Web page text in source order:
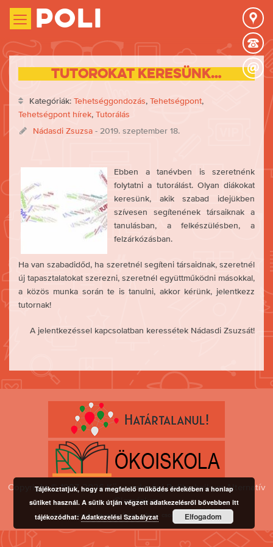
Poli
Tutorokat keresünk…
Kategóriák: Tehetséggondozás, Tehetségpont,
Tehetségpont hírek, Tutorálás
Nádasdi Zsuzsa - 2019. szeptember 18.
Ebben a tanévben is szeretnénk
folytatni a tutorálást. Olyan diákokat
keresünk, akik szabad idejükben
szívesen segítenének társaiknak a
tanulásban, a felkészülésben, a
felzárkózásban.
Ha van szabadidőd, ha szeretnél segíteni társaidnak, szeretnél
új tapasztalatokat szerezni, szeretnél együttműködni másokkal,
a közös munka során te is tanulni, akkor kérünk, jelentkezz
tutornak!
A jelentkezéssel kapcsolatban keressétek Nádasdi Zsuzsát!
Copyright © 1997-2026 Közgazdasági Politechnikum Alternatív
Gimnázium
design: varadi; develop: farm; admin: csoncsi, tibor, tokesp
Tájékoztatjuk, hogy a megfelelő működés érdekében a honlap
sütiket használ. A sütik útján végzett adatkezelésről bővebben itt
tájékozódhat:Adatkezelési Szabályzat Elfogadom